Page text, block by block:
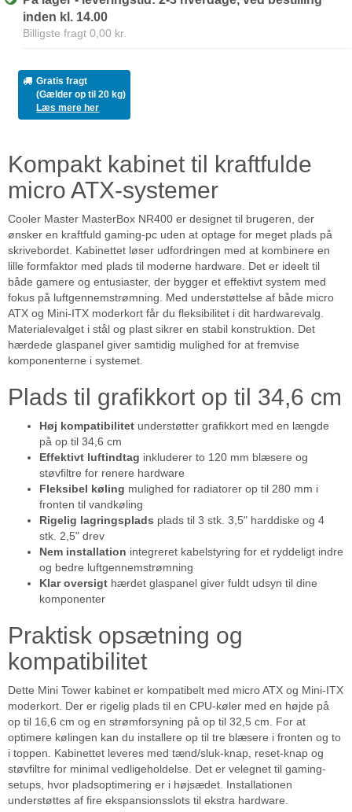
inden kl. 14.00
Billigste fragt 0,00 kr.
Gratis fragt
(Gælder op til 20 kg)
Læs mere her
Kompakt kabinet til kraftfulde
micro ATX-systemer
Cooler Master MasterBox NR400 er designet til brugeren, der
ønsker en kraftfuld gaming-pc uden at optage for meget plads på
skrivebordet. Kabinettet løser udfordringen med at kombinere en
lille formfaktor med plads til moderne hardware. Det er ideelt til
både gamere og entusiaster, der bygger et effektivt system med
fokus på luftgennemstrømning. Med understøttelse af både micro
ATX og Mini-ITX moderkort får du fleksibilitet i dit hardwarevalg.
Materialevalget i stål og plast sikrer en stabil konstruktion. Det
hærdede glaspanel giver samtidig mulighed for at fremvise
komponenterne i systemet.
Plads til grafikkort op til 34,6 cm
Høj kompatibilitet understøtter grafikkort med en længde
på op til 34,6 cm
Effektivt luftindtag inkluderer to 120 mm blæsere og
støvfiltre for renere hardware
Fleksibel køling mulighed for radiatorer op til 280 mm i
fronten til vandkøling
Rigelig lagringsplads plads til 3 stk. 3,5" harddiske og 4
stk. 2,5" drev
Nem installation integreret kabelstyring for et ryddeligt indre
og bedre luftgennemstrømning
Klar oversigt hærdet glaspanel giver fuldt udsyn til dine
komponenter
Praktisk opsætning og
kompatibilitet
Dette Mini Tower kabinet er kompatibelt med micro ATX og Mini-ITX
moderkort. Der er rigelig plads til en CPU-køler med en højde på
op til 16,6 cm og en strømforsyning på op til 32,5 cm. For at
optimere kølingen kan du installere op til tre blæsere i fronten og to
i toppen. Kabinettet leveres med tænd/sluk-knap, reset-knap og
støvfiltre for minimal vedligeholdelse. Det er velegnet til gaming-
setups, hvor pladsoptimering er i højsædet. Installationen
understøttes af fire ekspansionsslots til ekstra hardware.